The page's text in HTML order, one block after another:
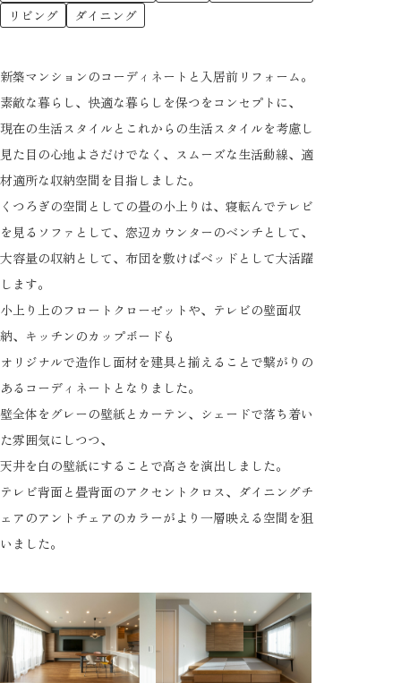
ORIGINAL MAGAZINE
MOVIE GALLALY
動画ギャラリー
COMPANY
会社概要
STAFF
スタッフ紹介
BLOG
ブログ
RECLUIT
リビング
ダイニング
新築マンションのコーディネートと入居前リフォーム。
素敵な暮らし、快適な暮らしを保つをコンセプトに、
現在の生活スタイルとこれからの生活スタイルを考慮し
見た目の心地よさだけでなく、スムーズな生活動線、適
材適所な収納空間を目指しました。
くつろぎの空間としての畳の小上りは、寝転んでテレビ
を見るソファとして、窓辺カウンターのベンチとして、
大容量の収納として、布団を敷けばベッドとして大活躍
します。
小上り上のフロートクローゼットや、テレビの壁面収
納、キッチンのカップボードも
オリジナルで造作し面材を建具と揃えることで繋がりの
あるコーディネートとなりました。
壁全体をグレーの壁紙とカーテン、シェードで落ち着い
た雰囲気にしつつ、
天井を白の壁紙にすることで高さを演出しました。
テレビ背面と畳背面のアクセントクロス、ダイニングチ
ェアのアントチェアのカラーがより一層映える空間を狙
いました。